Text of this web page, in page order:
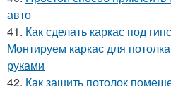
авто
41. Как сделать каркас под
Монтируем каркас для
руками
42. Как зашить потолок